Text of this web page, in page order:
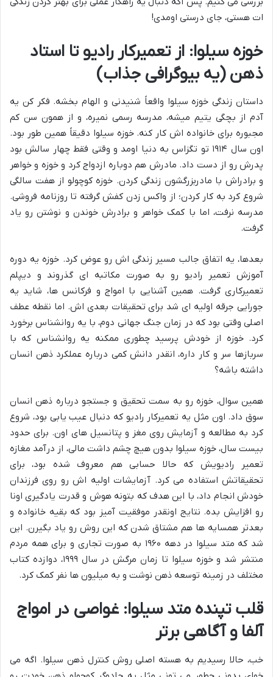
ات هستی، جای درستی اومدی!
خوزه سیلوا: از تعمیرکار رادیو تا استاد
ذهن (یه بیوگرافی جذاب)
داستان زندگی خوزه سیلوا واقعاً شنیدنی و الهام بخشه. فکر کن یه
آدم از بچگی یتیم میشه، مدرسه رسمی نمیره، و از همون سن کم
مجبوره برای خانواده اش کار کنه. خوزه سیلوا دقیقاً همین طور بود.
اون سال ۱۹۱۴ تو تگزاس به دنیا اومد و وقتی فقط چهار سالش بود
پدرش رو از دست داد. مادرش هم دوباره ازدواج کرد و خوزه و خواهر
و برادراش با مادربزرگشون زندگی کردن. خوزه کوچولو از هفت سالگی
شروع کرد به کار کردن؛ از واکس زدن کفش گرفته تا روزنامه فروشی.
مدرسه نرفت، اما با کمک خواهر و برادرش خوندن و نوشتن رو یاد
گرفت.
بعدها، یه اتفاق جالب مسیر زندگی اش رو عوض کرد. خوزه یه دوره
آموزش تعمیر رادیو رو به صورت مکاتبه ای گذروند و دیپلم
تعمیرکاری گرفت. همین آشنایی با امواج و فرکانس ها، شاید یه
جورایی جرقه اولیه ای شد برای تحقیقات بعدی اش. اما نقطه عطف
اصلی وقتی بود که در زمان جنگ جهانی دوم، با یه روانشناس برخورد
کرد. خوزه از خودش پرسید چطوری ممکنه یه روانشناس که با
سربازها سر و کار داره، انقدر دانش کمی درباره عملکرد ذهن انسان
داشته باشه؟
همین سوال، خوزه رو به سمت تحقیق و جستجو درباره ذهن انسان
سوق داد. اون مثل یه تعمیرکار رادیو که دنبال عیب یابی بود، شروع
کرد به مطالعه و آزمایش روی مغز و پتانسیل های اون. برای حدود
بیست سال، خوزه سیلوا بدون هیچ چشم داشت مالی، از درآمد مغازه
تعمیر رادیویش که حالا حسابی هم معروف شده بود، برای
تحقیقاتش استفاده می کرد. آزمایشات اولیه اش رو روی فرزندان
خودش انجام داد، با این هدف که بتونه هوش و قدرت یادگیری اونا
رو افزایش بده. نتایج اونقدر موفقیت آمیز بود که بقیه خانواده و
بعدتر همسایه ها هم مشتاق شدن که این روش رو یاد بگیرن. این
شد که متد سیلوا در دهه ۱۹۶۰ به صورت تجاری و برای همه مردم
منتشر شد و خوزه سیلوا تا زمان مرگش در سال ۱۹۹۹، دوازده کتاب
مختلف در زمینه توسعه ذهن نوشت و به میلیون ها نفر کمک کرد.
قلب تپنده متد سیلوا: غواصی در امواج
آلفا و آگاهی برتر
خب، حالا رسیدیم به هسته اصلی روش کنترل ذهن سیلوا. اگه می